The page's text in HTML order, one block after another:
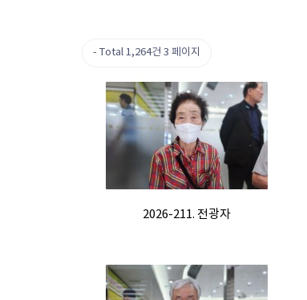
Total 1,264건 3 페이지
2026-211. 전광자